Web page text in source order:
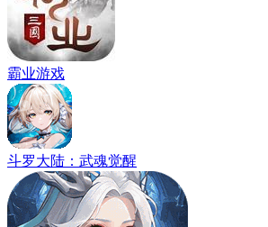
霸业游戏
斗罗大陆：武魂觉醒